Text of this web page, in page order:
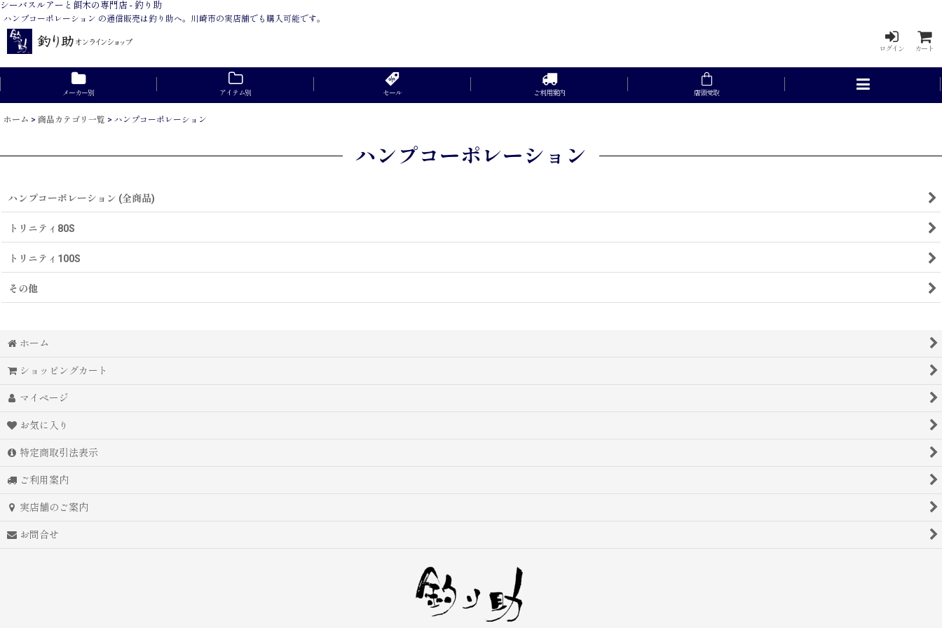
シーバスルアーと餌木の専門店 - 釣り助
ハンプコーポレーション の通信販売は釣り助へ。川崎市の実店舗でも購入可能です。
ログイン カート
メーカー別 アイテム別 セール ご利用案内 店頭受取
ホーム > 商品カテゴリ一覧 > ハンプコーポレーション
ハンプコーポレーション
ハンプコーポレーション (全商品)
トリニティ80S
トリニティ100S
その他
ホーム
ショッピングカート
マイページ
お気に入り
特定商取引法表示
ご利用案内
実店舗のご案内
お問合せ